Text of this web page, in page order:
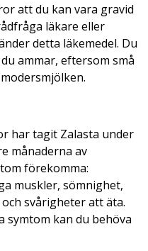
att du kan vara gravid
läkare eller
detta läkemedel. Du
ammar, eftersom små
har tagit Zalasta under
månaderna av
förekomma:
muskler, sömnighet,
svårigheter att äta.
symtom kan du behöva